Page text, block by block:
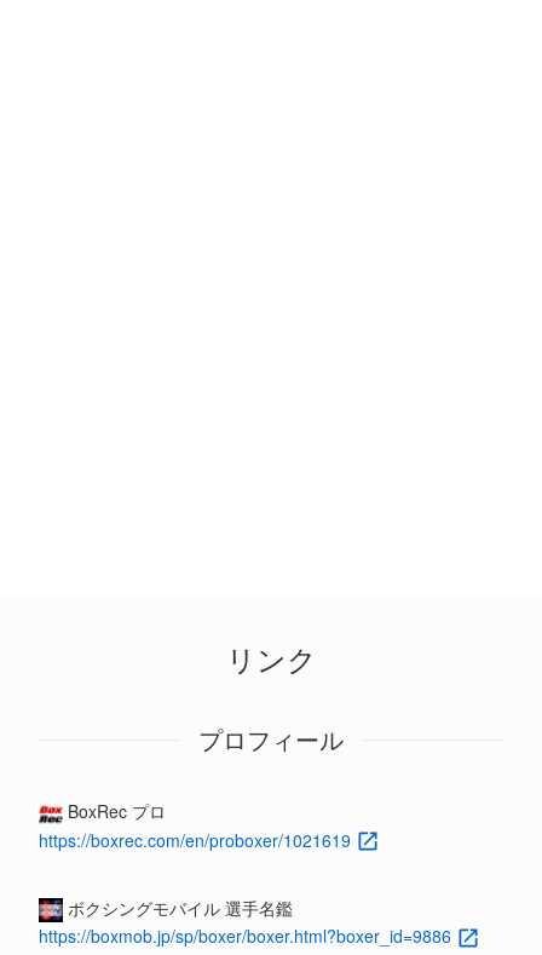
リンク
プロフィール
BoxRec プロ
https://boxrec.com/en/proboxer/1021619
ボクシングモバイル 選手名鑑
https://boxmob.jp/sp/boxer/boxer.html?boxer_id=9886